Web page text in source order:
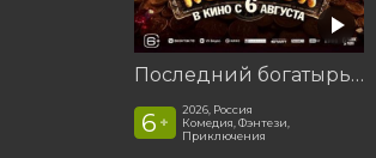
Последний богатырь. Колобок
6 +
2026, Россия
Комедия, Фэнтези,
Приключения